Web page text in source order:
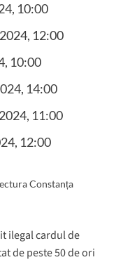
10:00
12:00
10:00
14:00
11:00
12:00
Constanța
ilegal cardul de
de peste 50 de ori